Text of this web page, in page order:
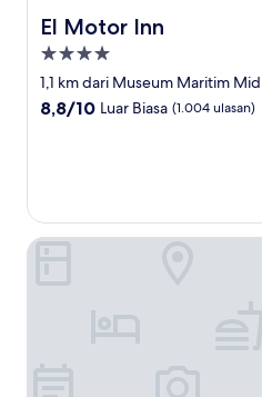
El Motor Inn
El Motor Inn
Properti
bintang
4.0
1,1 km dari Museum Maritim
8.8
ulasan)
8,8/10 Luar Biasa (1.004 ulasan)
Rydges Port Macquarie